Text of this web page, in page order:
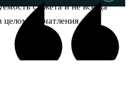
сюжета и не всегда
целом впечатления